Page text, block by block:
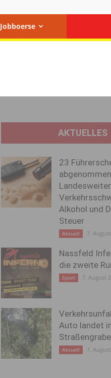
Jobboerse
AKTUELLES
23
Landesweiter
Alkohol und
Steuer
Aktuell 7.
Nassfeld
die zweite
Sport 7. August
Auto landet
Aktuell 7.